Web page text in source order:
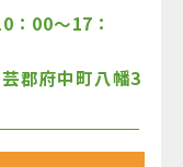
00～17：
郡府中町八幡3